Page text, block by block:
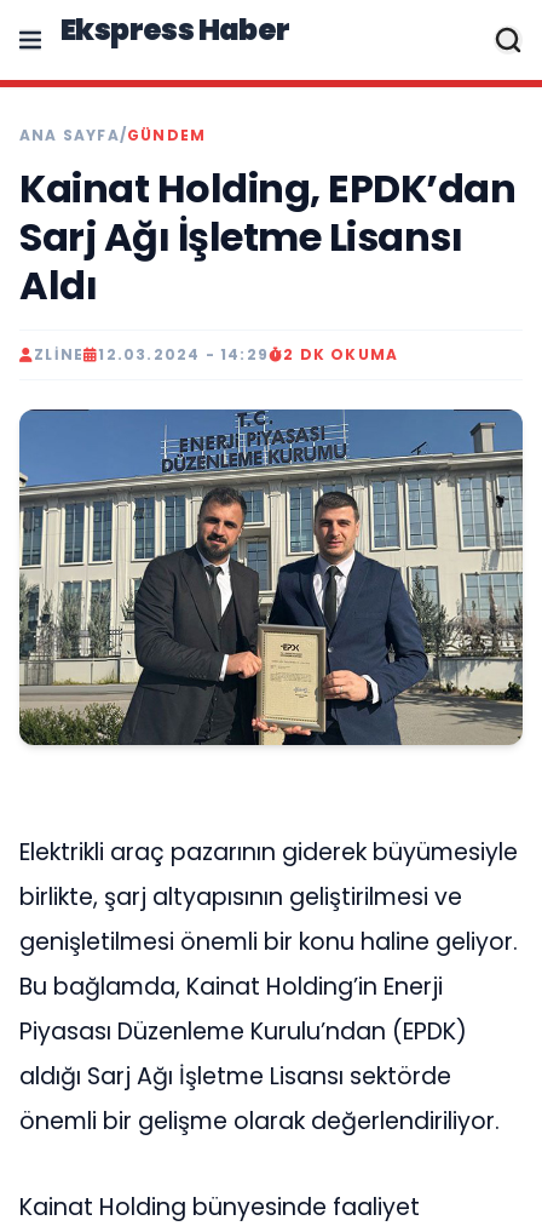
Ekspress Haber
ANA SAYFA/GÜNDEM
Kainat Holding, EPDK’dan
Sarj Ağı İşletme Lisansı
Aldı
ZLINE 12.03.2024 - 14:29 2 DK OKUMA
Elektrikli araç pazarının giderek büyümesiyle
birlikte, şarj altyapısının geliştirilmesi ve
genişletilmesi önemli bir konu haline geliyor.
Bu bağlamda, Kainat Holding’in Enerji
Piyasası Düzenleme Kurulu’ndan (EPDK)
aldığı Sarj Ağı İşletme Lisansı sektörde
önemli bir gelişme olarak değerlendiriliyor.
Kainat Holding bünyesinde faaliyet